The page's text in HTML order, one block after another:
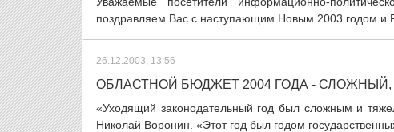
поздравляем Вас с наступающим Новым 2003 годом и
26.12.2003, 13:56
ОБЛАСТНОЙ БЮДЖЕТ 2004 ГОДА -
«Уходящий законодательный год был сложным и
Николай Воронин. «Этот год был годом